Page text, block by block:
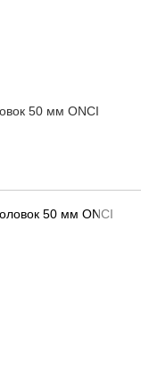
50 мм ONCI